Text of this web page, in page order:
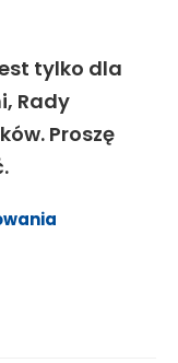
tylko dla
Rady
Proszę